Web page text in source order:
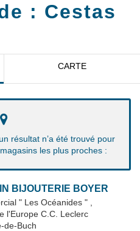
: Cestas
CARTE
résultat n’a été trouvé pour
les plus proches :
BIJOUTERIE BOYER
" Les Océanides " ,
l'Europe C.C. Leclerc
de-Buch